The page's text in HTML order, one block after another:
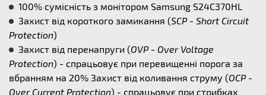
100% сумісність з монітором Samsung S24C370HL
Захист від короткого замикання (SCP - Short Circuit
Protection)
Захист від перенапруги (OVP - Over Voltage
Protection) - спрацьовує при перевищенні порога за
вбранням на 20% Захист від коливання струму (OCP -
Over Current Protection) - спрацьовує при стрибках